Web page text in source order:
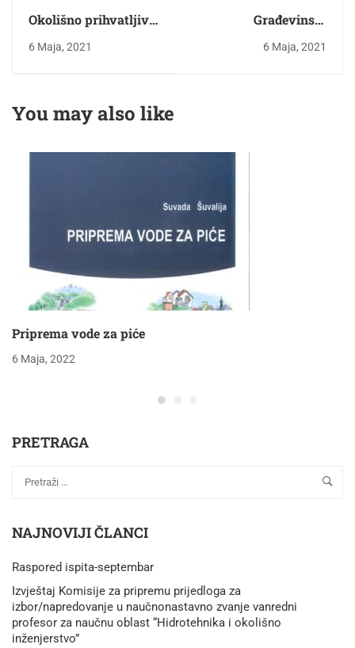
Okolišno prihvatljivo
upravljanje
6 Maja, 2021
Građevinski
materijali 1
6 Maja, 2021
You may also like
Priprema vode za piće
6 Maja, 2022
PRETRAGA
NAJNOVIJI ČLANCI
Raspored ispita-septembar
Izvještaj Komisije za pripremu prijedloga za
izbor/napredovanje u naučnonastavno zvanje vanredni
profesor za naučnu oblast “Hidrotehnika i okolišno
inženjerstvo”